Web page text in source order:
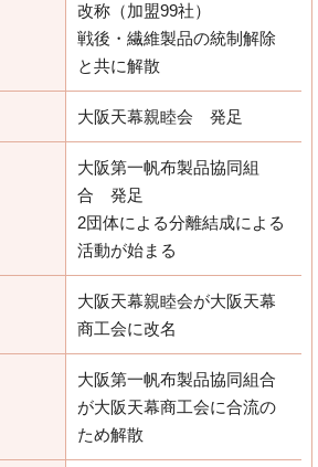
改称（加盟99社）
戦後・繊維製品の統制解除
と共に解散
大阪天幕親睦会 発足
大阪第一帆布製品協同組
合 発足
2団体による分離結成による
活動が始まる
大阪天幕親睦会が大阪天幕
商工会に改名
大阪第一帆布製品協同組合
が大阪天幕商工会に合流の
ため解散